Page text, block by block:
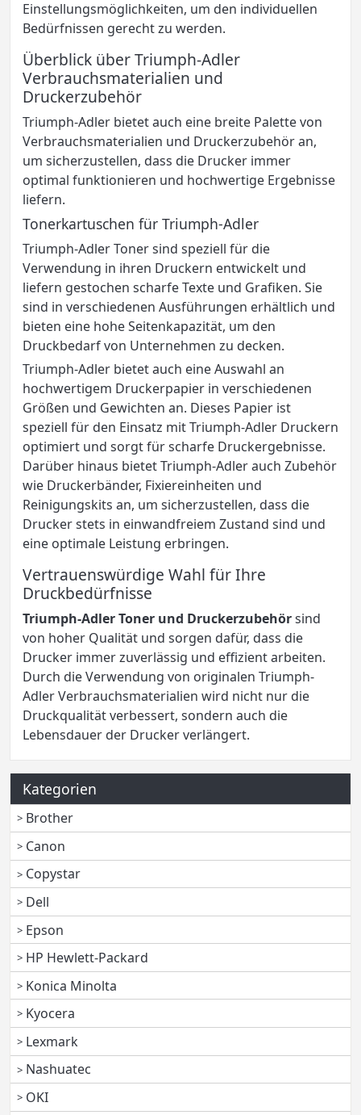
Einstellungsmöglichkeiten, um den individuellen
Bedürfnissen gerecht zu werden.
Überblick über Triumph-Adler
Verbrauchsmaterialien und
Druckerzubehör
Triumph-Adler bietet auch eine breite Palette von
Verbrauchsmaterialien und Druckerzubehör an,
um sicherzustellen, dass die Drucker immer
optimal funktionieren und hochwertige Ergebnisse
liefern.
Tonerkartuschen für Triumph-Adler
Triumph-Adler Toner sind speziell für die
Verwendung in ihren Druckern entwickelt und
liefern gestochen scharfe Texte und Grafiken. Sie
sind in verschiedenen Ausführungen erhältlich und
bieten eine hohe Seitenkapazität, um den
Druckbedarf von Unternehmen zu decken.
Triumph-Adler bietet auch eine Auswahl an
hochwertigem Druckerpapier in verschiedenen
Größen und Gewichten an. Dieses Papier ist
speziell für den Einsatz mit Triumph-Adler Druckern
optimiert und sorgt für scharfe Druckergebnisse.
Darüber hinaus bietet Triumph-Adler auch Zubehör
wie Druckerbänder, Fixiereinheiten und
Reinigungskits an, um sicherzustellen, dass die
Drucker stets in einwandfreiem Zustand sind und
eine optimale Leistung erbringen.
Vertrauenswürdige Wahl für Ihre
Druckbedürfnisse
Triumph-Adler Toner und Druckerzubehörsind
von hoher Qualität und sorgen dafür, dass die
Drucker immer zuverlässig und effizient arbeiten.
Durch die Verwendung von originalen Triumph-
Adler Verbrauchsmaterialien wird nicht nur die
Druckqualität verbessert, sondern auch die
Lebensdauer der Drucker verlängert.
Kategorien
Brother
Canon
Copystar
Dell
Epson
HP Hewlett-Packard
Konica Minolta
Kyocera
Lexmark
Nashuatec
OKI